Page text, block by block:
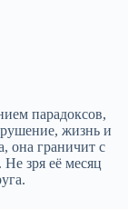
парадоксов,
жизнь и
она граничит с
зря её месяц